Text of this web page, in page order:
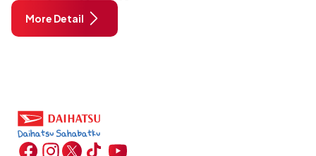
dibuka. Buat Sahabat yang ingin ikut keseruannya, segera
kunjungi booth D
More Detail